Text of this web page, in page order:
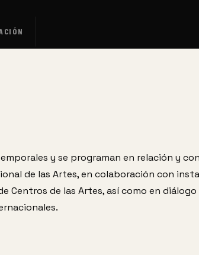
y se programan en relación y
de las Artes, en colaboración con
Centros de las Artes, así como en